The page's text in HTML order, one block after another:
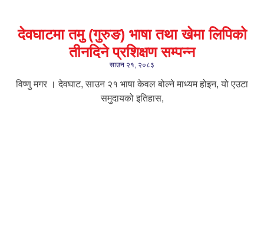
देवघाटमा तमु (गुरुङ) भाषा तथा खेमा लिपिको
तीनदिने प्रशिक्षण सम्पन्न
साउन २१, २०८३
विष्णु मगर । देवघाट, साउन २१ भाषा केवल बोल्ने माध्यम होइन, यो एउटा
समुदायको इतिहास,